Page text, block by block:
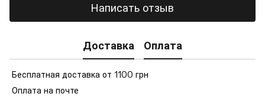
Написать отзыв
Доставка Оплата
Бесплатная доставка от 1100 грн
Оплата на почте